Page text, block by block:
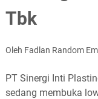
Tbk
Oleh Fadlan Random
PT Sinergi Inti
sedang membuka